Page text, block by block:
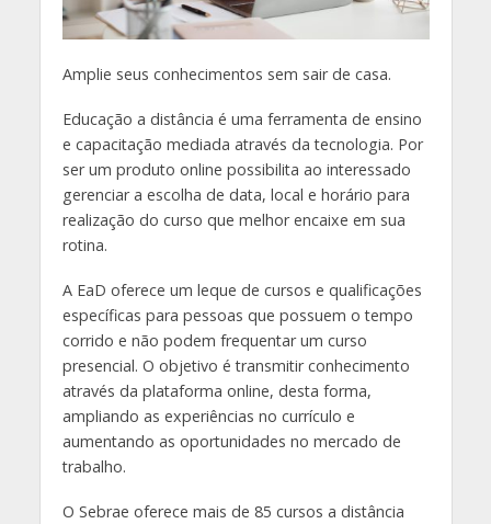
Amplie seus conhecimentos sem sair de casa.
Educação a distância é uma ferramenta de ensino
e capacitação mediada através da tecnologia. Por
ser um produto online possibilita ao interessado
gerenciar a escolha de data, local e horário para
realização do curso que melhor encaixe em sua
rotina.
A EaD oferece um leque de cursos e qualificações
específicas para pessoas que possuem o tempo
corrido e não podem frequentar um curso
presencial. O objetivo é transmitir conhecimento
através da plataforma online, desta forma,
ampliando as experiências no currículo e
aumentando as oportunidades no mercado de
trabalho.
O Sebrae oferece mais de 85 cursos a distância